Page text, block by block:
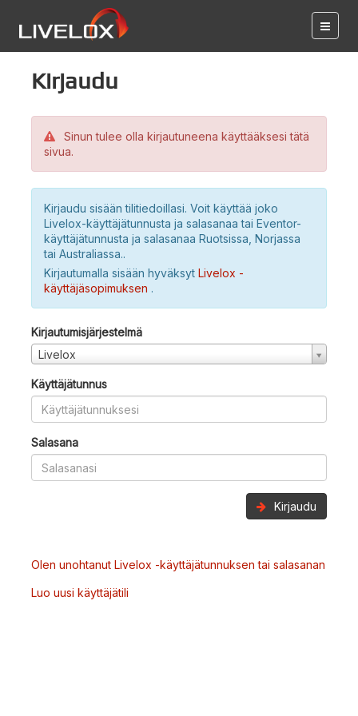
Kirjaudu
Sinun tulee olla kirjautuneena käyttääksesi tätä
sivua.
Kirjaudu sisään tilitiedoillasi. Voit käyttää joko
Livelox-käyttäjätunnusta ja salasanaa tai Eventor-
käyttäjätunnusta ja salasanaa Ruotsissa, Norjassa
tai Australiassa..
Kirjautumalla sisään hyväksyt Livelox -
käyttäjäsopimuksen .
Kirjautumisjärjestelmä
Livelox
Käyttäjätunnus
Salasana
Kirjaudu
Olen unohtanut Livelox -käyttäjätunnuksen tai salasanan
Luo uusi käyttäjätili